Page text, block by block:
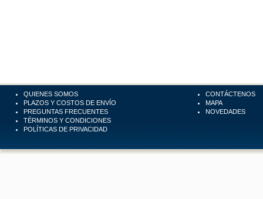
QUIENES SOMOS
PLAZOS Y COSTOS DE ENVÍO
PREGUNTAS FRECUENTES
TÉRMINOS Y CONDICIONES
POLÍTICAS DE PRIVACIDAD
CONTÁCTENOS
MAPA
NOVEDADES